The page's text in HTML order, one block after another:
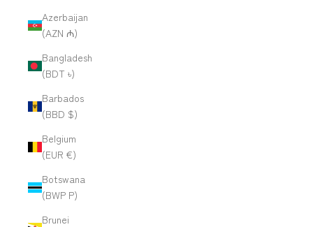
Azerbaijan
(AZN ₼)
Bangladesh
(BDT ৳)
Barbados
(BBD $)
Belgium
(EUR €)
Botswana
(BWP P)
Brunei